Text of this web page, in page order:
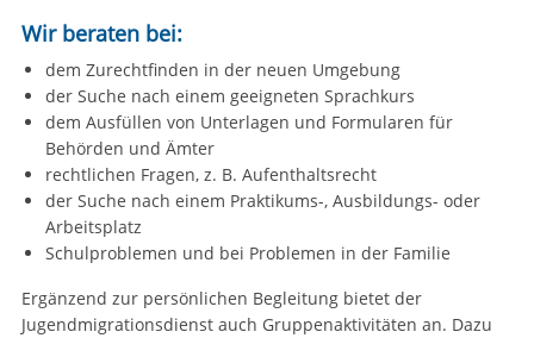
Wir beraten bei:
dem Zurechtfinden in der neuen Umgebung
der Suche nach einem geeigneten Sprachkurs
dem Ausfüllen von Unterlagen und Formularen für
Behörden und Ämter
rechtlichen Fragen, z. B. Aufenthaltsrecht
der Suche nach einem Praktikums-, Ausbildungs- oder
Arbeitsplatz
Schulproblemen und bei Problemen in der Familie
Ergänzend zur persönlichen Begleitung bietet der
Jugendmigrationsdienst auch Gruppenaktivitäten an. Dazu